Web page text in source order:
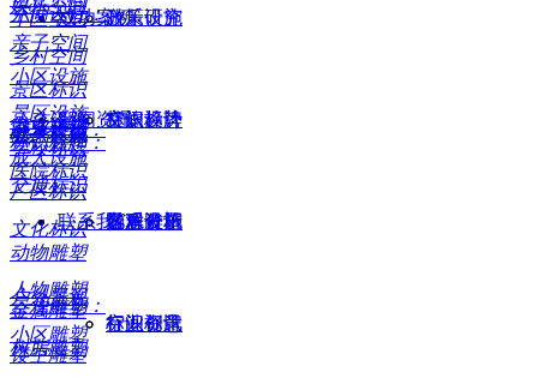
游乐设施
标识标牌
景观雕塑
政策研究
文旅趋势
客群分析
空间创意
成功案例
空间设计
游乐设施
标识标牌
新闻资讯
亿盾资讯
行业资讯
联系我们
娱乐空间
亲子空间
空间设计：
小区空间
乡村空间
小区设施
景区设施
小孩设施
成人设施
游乐设施：
健身设施
景区标识
商业标识
地产标识
医院标识
标识标牌：
学校标识
交通标识
厂区标识
文化标识
动物雕塑
人物雕塑
户外景观
小区雕塑
景观雕塑：
金属雕塑
树脂雕塑
镂空雕塑